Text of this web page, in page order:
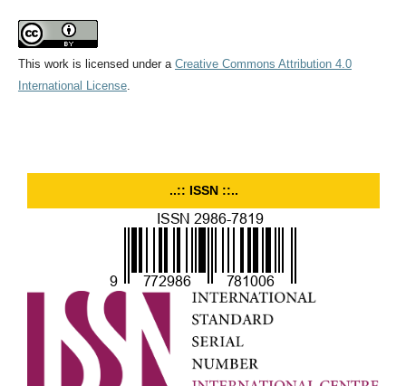
This work is licensed under a Creative Commons Attribution 4.0
International License.
..:: ISSN ::..